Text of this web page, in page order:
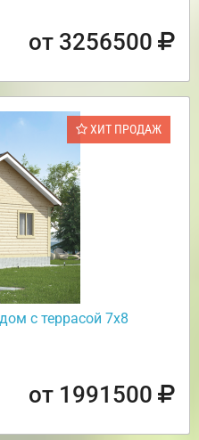
от 3256500
ХИТ ПРОДАЖ
с террасой 7х8
от 1991500